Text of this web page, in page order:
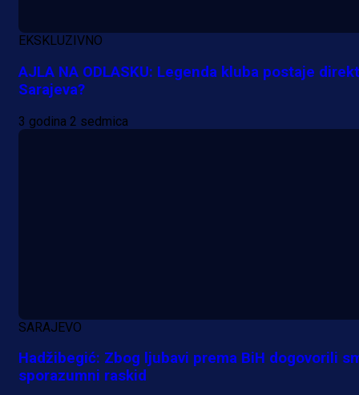
EKSKLUZIVNO
AJLA NA ODLASKU: Legenda kluba postaje
Sarajeva?
3 godina 2 sedmica
SARAJEVO
Hadžibegić: Zbog ljubavi prema BiH dogovorili
sporazumni raskid